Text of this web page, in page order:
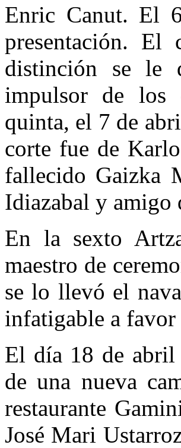
Enric Canut. El
presentación.
distinción se le
impulsor de los
quinta, el 7 de
corte fue de
fallecido Gaizka
Idiazabal y amigo
En la sexto
maestro de
se lo llevó el
infatigable a
El día 18 de abril
de una nueva
restaurante
José Mari